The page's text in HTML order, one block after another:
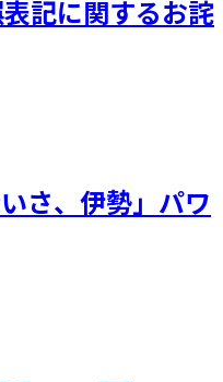
記に関するお詫
さ、伊勢」パワ